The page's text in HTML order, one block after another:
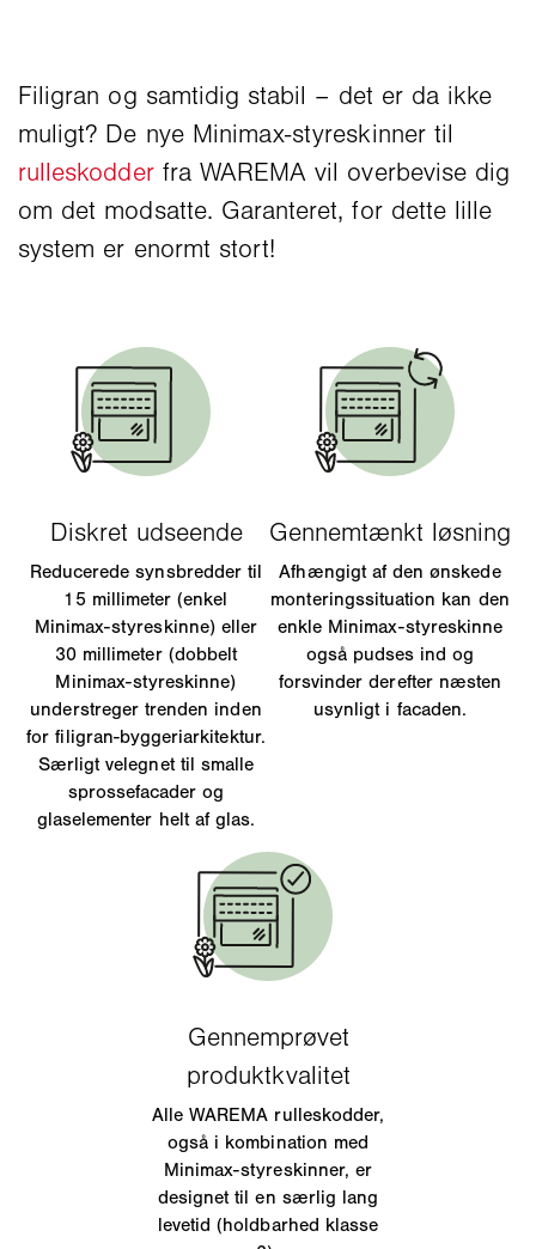
Filigran og samtidig stabil – det er da ikke
muligt? De nye Minimax-styreskinner til
rulleskodderfra WAREMA vil overbevise dig
om det modsatte. Garanteret, for dette lille
system er enormt stort!
Reducerede synsbredder til
15 millimeter (enkel
Minimax-styreskinne) eller
30 millimeter (dobbelt
Minimax-styreskinne)
understreger trenden inden
for filigran-byggeriarkitektur.
Særligt velegnet til smalle
sprossefacader og
glaselementer helt af glas.
Afhængigt af den ønskede
monteringssituation kan den
enkle Minimax-styreskinne
også pudses ind og
forsvinder derefter næsten
usynligt i facaden.
Alle WAREMA rulleskodder,
også i kombination med
Minimax-styreskinner, er
designet til en særlig lang
levetid (holdbarhed klasse